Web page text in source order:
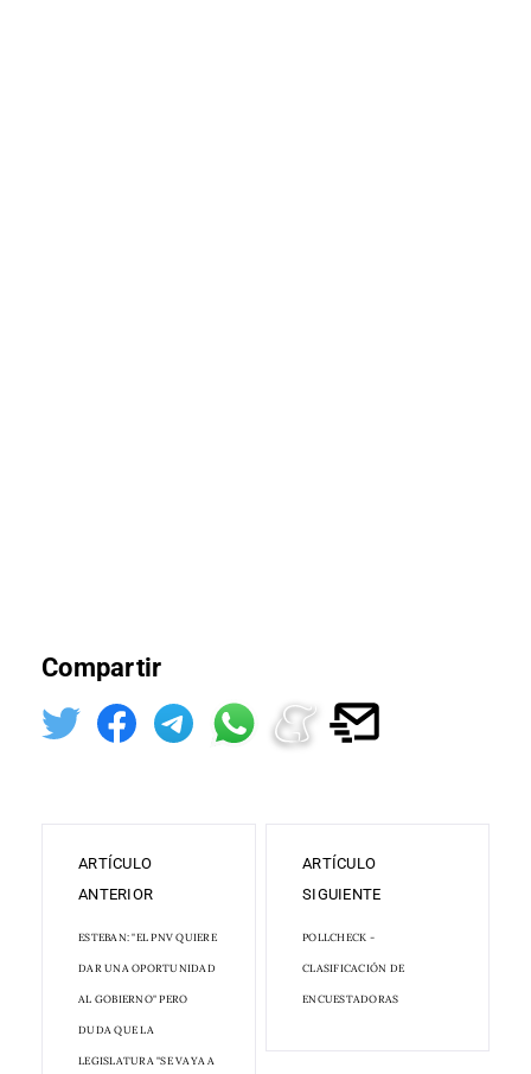
Compartir
ARTÍCULO
ANTERIOR
ESTEBAN: "EL PNV QUIERE
DAR UNA OPORTUNIDAD
AL GOBIERNO" PERO
DUDA QUE LA
LEGISLATURA "SE VAYA A
ARTÍCULO
SIGUIENTE
POLLCHECK -
CLASIFICACIÓN DE
ENCUESTADORAS